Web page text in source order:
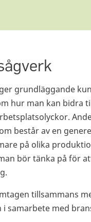
grundläggande
hur man kan bidra
består av en
på olika
bör tänka på för
tillsammans
i samarbete med